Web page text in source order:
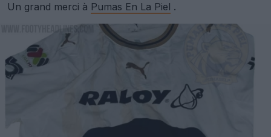
Un grand merci à Pumas En La Piel .